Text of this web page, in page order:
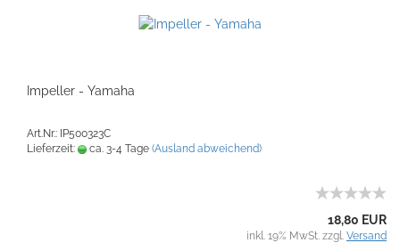
Impeller - Yamaha
Art.Nr.: IP500323C
Lieferzeit:
ca. 3-4 Tage (Ausland abweichend)
18,80 EUR
inkl. 19% MwSt. zzgl. Versand